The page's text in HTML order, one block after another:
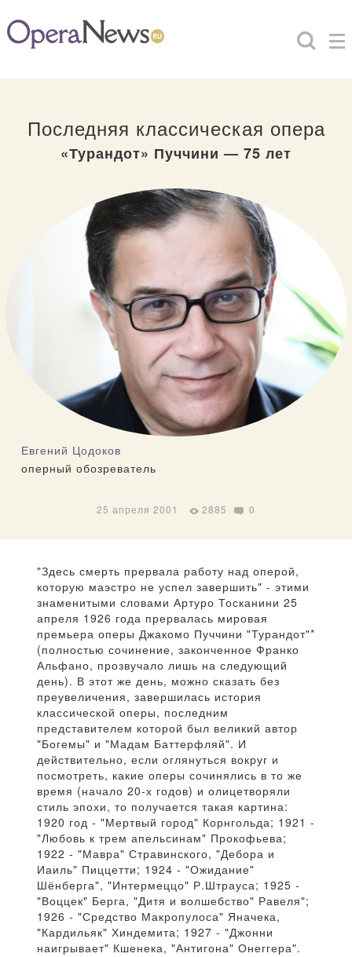
Последняя классическая опера
«Турандот» Пуччини — 75 лет
Евгений Цодоков
оперный обозреватель
25 апреля 2001 2885 0
"Здесь смерть прервала работу над оперой,
которую маэстро не успел завершить" - этими
знаменитыми словами Артуро Тосканини 25
апреля 1926 года прервалась мировая
премьера оперы Джакомо Пуччини "Турандот"*
(полностью сочинение, законченное Франко
Альфано, прозвучало лишь на следующий
день). В этот же день, можно сказать без
преувеличения, завершилась история
классической оперы, последним
представителем которой был великий автор
"Богемы" и "Мадам Баттерфляй". И
действительно, если оглянуться вокруг и
посмотреть, какие оперы сочинялись в то же
время (начало 20-х годов) и олицетворяли
стиль эпохи, то получается такая картина:
1920 год - "Мертвый город" Корнгольда; 1921 -
"Любовь к трем апельсинам" Прокофьева;
1922 - "Мавра" Стравинского, "Дебора и
Иаиль" Пиццетти; 1924 - "Ожидание"
Шёнберга", "Интермеццо" Р.Штрауса; 1925 -
"Воццек" Берга, "Дитя и волшебство" Равеля";
1926 - "Средство Макропулоса" Яначека,
"Кардильяк" Хиндемита; 1927 - "Джонни
наигрывает" Кшенека, "Антигона" Онеггера".